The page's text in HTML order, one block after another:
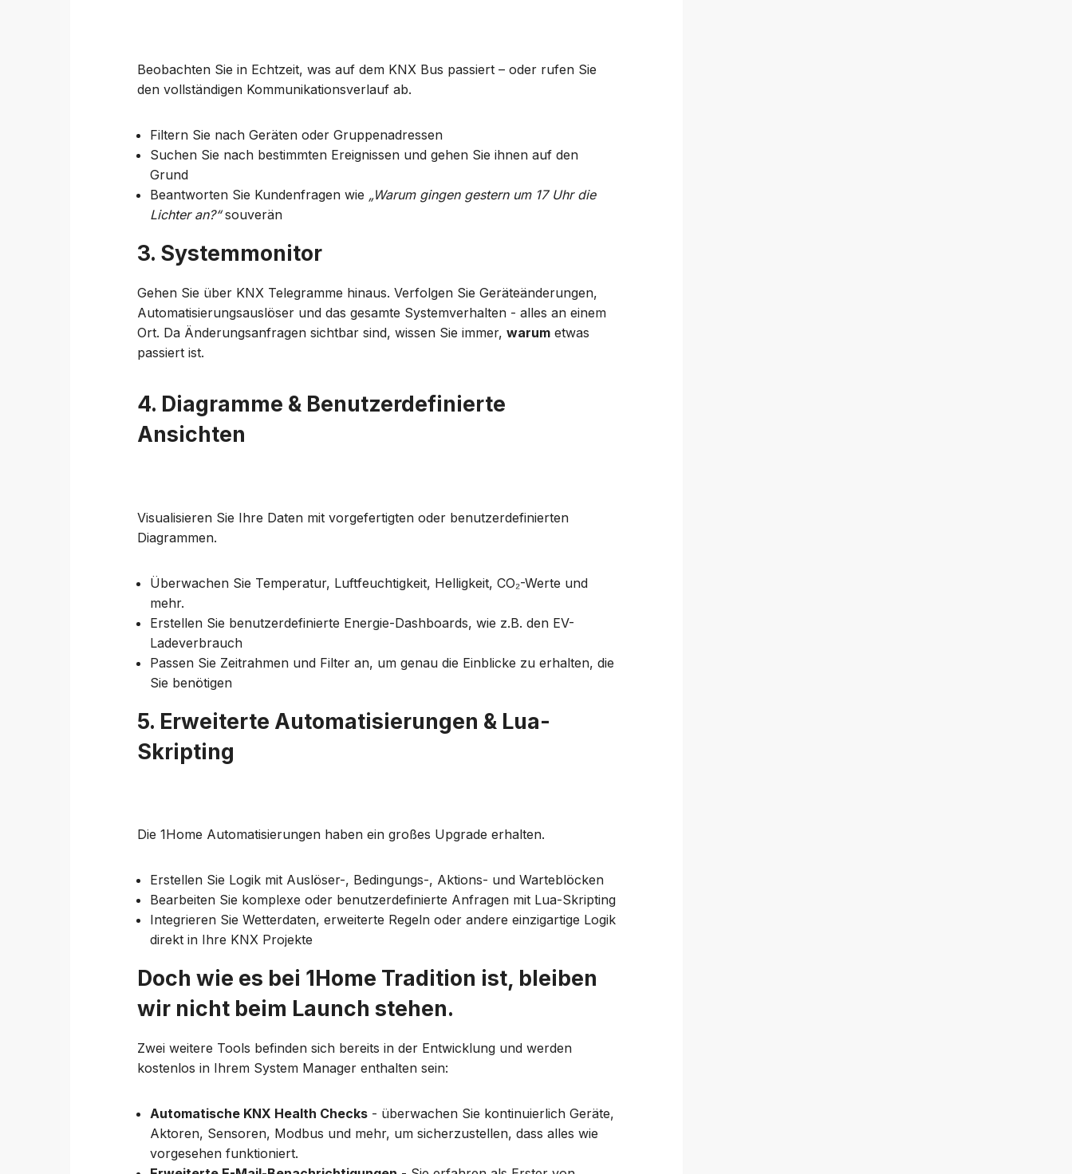
Beobachten Sie in Echtzeit, was auf dem KNX Bus passiert – oder rufen Sie
den vollständigen Kommunikationsverlauf ab.
Filtern Sie nach Geräten oder Gruppenadressen
Suchen Sie nach bestimmten Ereignissen und gehen Sie ihnen auf den
Grund
Beantworten Sie Kundenfragen wie „Warum gingen gestern um 17 Uhr die
Lichter an?“souverän
3. Systemmonitor
Gehen Sie über KNX Telegramme hinaus. Verfolgen Sie Geräteänderungen,
Automatisierungsauslöser und das gesamte Systemverhalten - alles an einem
Ort. Da Änderungsanfragen sichtbar sind, wissen Sie immer, warum etwas
passiert ist.
4. Diagramme & Benutzerdefinierte
Ansichten
Visualisieren Sie Ihre Daten mit vorgefertigten oder benutzerdefinierten
Diagrammen.
Überwachen Sie Temperatur, Luftfeuchtigkeit, Helligkeit, CO₂-Werte und
mehr.
Erstellen Sie benutzerdefinierte Energie-Dashboards, wie z.B. den EV-
Ladeverbrauch
Passen Sie Zeitrahmen und Filter an, um genau die Einblicke zu erhalten, die
Sie benötigen
5. Erweiterte Automatisierungen & Lua-
Skripting
Die 1Home Automatisierungen haben ein großes Upgrade erhalten.
Erstellen Sie Logik mit Auslöser-, Bedingungs-, Aktions- und Warteblöcken
Bearbeiten Sie komplexe oder benutzerdefinierte Anfragen mit Lua-Skripting
Integrieren Sie Wetterdaten, erweiterte Regeln oder andere einzigartige Logik
direkt in Ihre KNX Projekte
Doch wie es bei 1Home Tradition ist, bleiben
wir nicht beim Launch stehen.
Zwei weitere Tools befinden sich bereits in der Entwicklung und werden
kostenlos in Ihrem System Manager enthalten sein:
Automatische KNX Health Checks - überwachen Sie kontinuierlich Geräte,
Aktoren, Sensoren, Modbus und mehr, um sicherzustellen, dass alles wie
vorgesehen funktioniert.